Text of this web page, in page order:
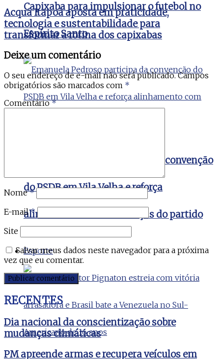
Capixaba para impulsionar o futebol no
Espírito Santo
Emanuela Pedroso participa da convenção
do PSDB em Vila Velha e reforça
alinhamento com lideranças do partido
Esporte
Acqua Itapoã aposta em praticidade,
tecnologia e sustentabilidade para
transformar a rotina dos capixabas
Deixe um comentário
O seu endereço de e-mail não será publicado. Campos
obrigatórios são marcados com *
Comentário*
Nome*
E-mail*
Site
Salvar meus dados neste navegador para a próxima
vez que eu comentar.
RECENTES
Dia nacional da conscientização sobre
mudanças climáticas
PM apreende armas e recupera veículos em